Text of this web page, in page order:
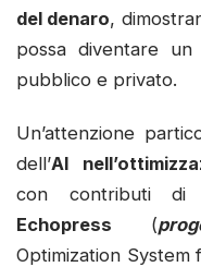
del denaro,
possa diventare
pubblico e privato.
Un’attenzione
dell’AI
con contributi di
Echopress (
Optimization